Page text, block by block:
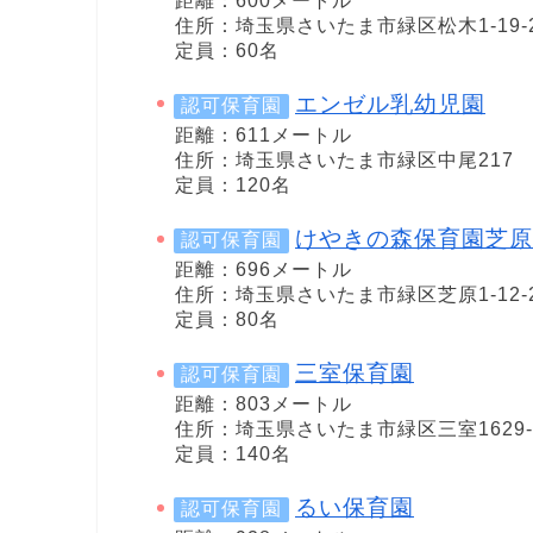
住所：埼玉県さいたま市緑区松木1-19-
定員：60名
認可保育園 エンゼル乳幼児園
距離：611メートル
住所：埼玉県さいたま市緑区中尾217
定員：120名
認可保育園 けやきの森保育園芝
距離：696メートル
住所：埼玉県さいたま市緑区芝原1-12-
定員：80名
認可保育園 三室保育園
距離：803メートル
住所：埼玉県さいたま市緑区三室
定員：140名
認可保育園 るい保育園